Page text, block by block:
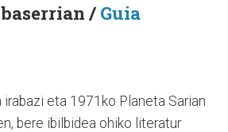
/ Guia
irabazi eta 1971ko Planeta Sarian
bere ibilbidea ohiko literatur